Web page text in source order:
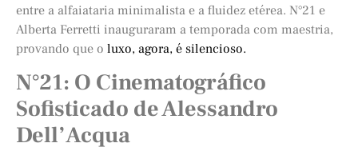
entre a alfaiataria minimalista e a fluidez etérea. N°21 e
Alberta Ferretti inauguraram a temporada com maestria,
provando que o luxo, agora, é silencioso.
N°21: O Cinematográfico
Sofisticado de Alessandro
Dell’Acqua